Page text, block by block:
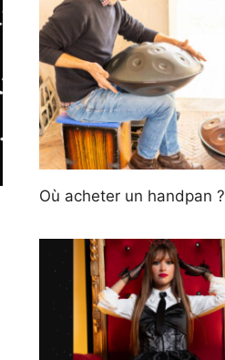
Où acheter un handpan ?